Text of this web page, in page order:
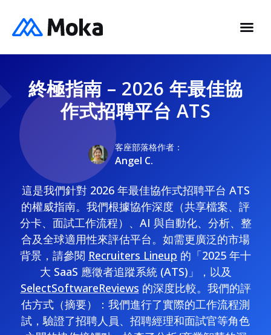
終極指南 – 2026 年最佳協
作式招聘平台 ATS
客座部落格作者：
Angel C.
這是我們針對 2026 年最佳協作式招聘平台 ATS
的權威指南。我們根據協作深度（共享檔案、評
分卡、面試工作流程）、AI 與自動化、分析、整
合及全球適用性來評估平台。如需更廣泛的市場
背景，請參閱 Recruiters Lineup 的「2025 年十
大 SaaS 應徵者追蹤系統 (ATS)」，以及
SelectSoftwareReviews 的深度比較。我們的評
估方式（摘要）：我們進行了實際的工作流程測
試，驗證了招聘人員、招聘經理和面試官等角色